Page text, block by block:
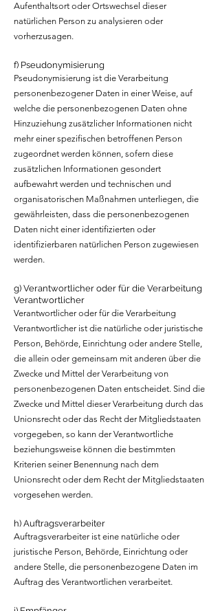
Aufenthaltsort oder Ortswechsel dieser
natürlichen Person zu analysieren oder
vorherzusagen.
f) Pseudonymisierung
Pseudonymisierung ist die Verarbeitung
personenbezogener Daten in einer Weise, auf
welche die personenbezogenen Daten ohne
Hinzuziehung zusätzlicher Informationen nicht
mehr einer spezifischen betroffenen Person
zugeordnet werden können, sofern diese
zusätzlichen Informationen gesondert
aufbewahrt werden und technischen und
organisatorischen Maßnahmen unterliegen, die
gewährleisten, dass die personenbezogenen
Daten nicht einer identifizierten oder
identifizierbaren natürlichen Person zugewiesen
werden.
g) Verantwortlicher oder für die Verarbeitung
Verantwortlicher
Verantwortlicher oder für die Verarbeitung
Verantwortlicher ist die natürliche oder juristische
Person, Behörde, Einrichtung oder andere Stelle,
die allein oder gemeinsam mit anderen über die
Zwecke und Mittel der Verarbeitung von
personenbezogenen Daten entscheidet. Sind die
Zwecke und Mittel dieser Verarbeitung durch das
Unionsrecht oder das Recht der Mitgliedstaaten
vorgegeben, so kann der Verantwortliche
beziehungsweise können die bestimmten
Kriterien seiner Benennung nach dem
Unionsrecht oder dem Recht der Mitgliedstaaten
vorgesehen werden.
h) Auftragsverarbeiter
Auftragsverarbeiter ist eine natürliche oder
juristische Person, Behörde, Einrichtung oder
andere Stelle, die personenbezogene Daten im
Auftrag des Verantwortlichen verarbeitet.